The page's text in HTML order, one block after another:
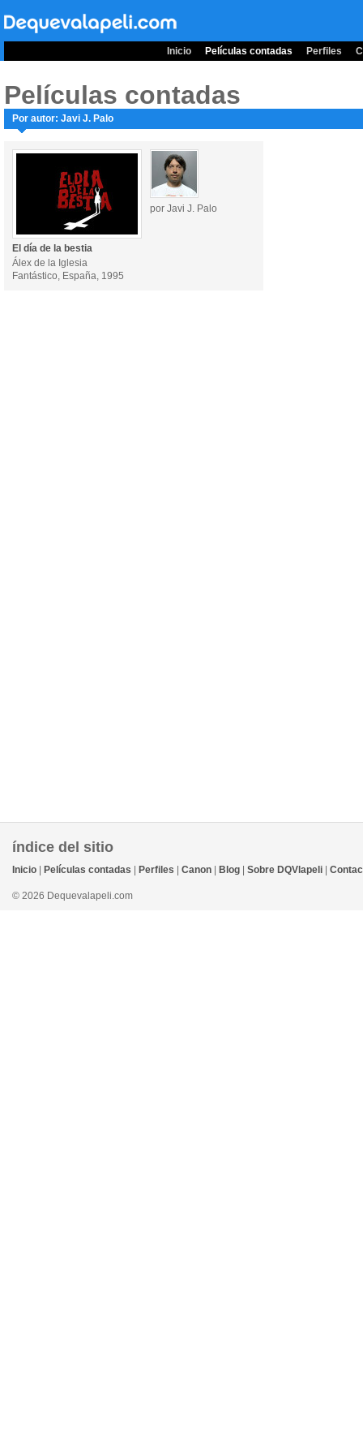
Inicio Películas contadas Perfiles
Películas contadas
Por autor: Javi J. Palo
por Javi J. Palo
El día de la bestia
Álex de la Iglesia
Fantástico, España, 1995
índice del sitio
Inicio Películas contadas Perfiles Canon Blog Sobre DQVlapeli
© 2026 Dequevalapeli.com